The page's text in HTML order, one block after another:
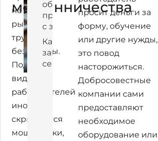
мошенничества
на
рынке
труда
безопасны.
Под
видом
работодателей
иногда
скрываются
мошенники,
обернуться
проблемами
с законом
Как
защитить
себя
просит деньги за
форму, обучение
или другие нужды,
это повод
насторожиться.
Добросовестные
компании сами
предоставляют
необходимое
оборудование или